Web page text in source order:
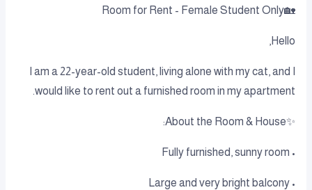
🏡Room for Rent - Female Student Only
Hello,
I am a 22-year-old student, living alone with my cat, and I
would like to rent out a furnished room in my apartment.
✨About the Room & House:
• Fully furnished, sunny room
• Large and very bright balcony